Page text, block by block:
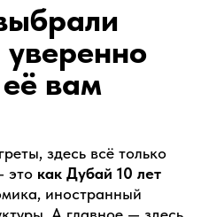
вам
здесь всё только
это как Дубай 10 лет
иностранный